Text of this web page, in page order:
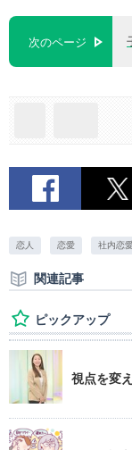
次のページ
恋人 恋愛 社内恋
関連記事
ピックアップ
視点を変